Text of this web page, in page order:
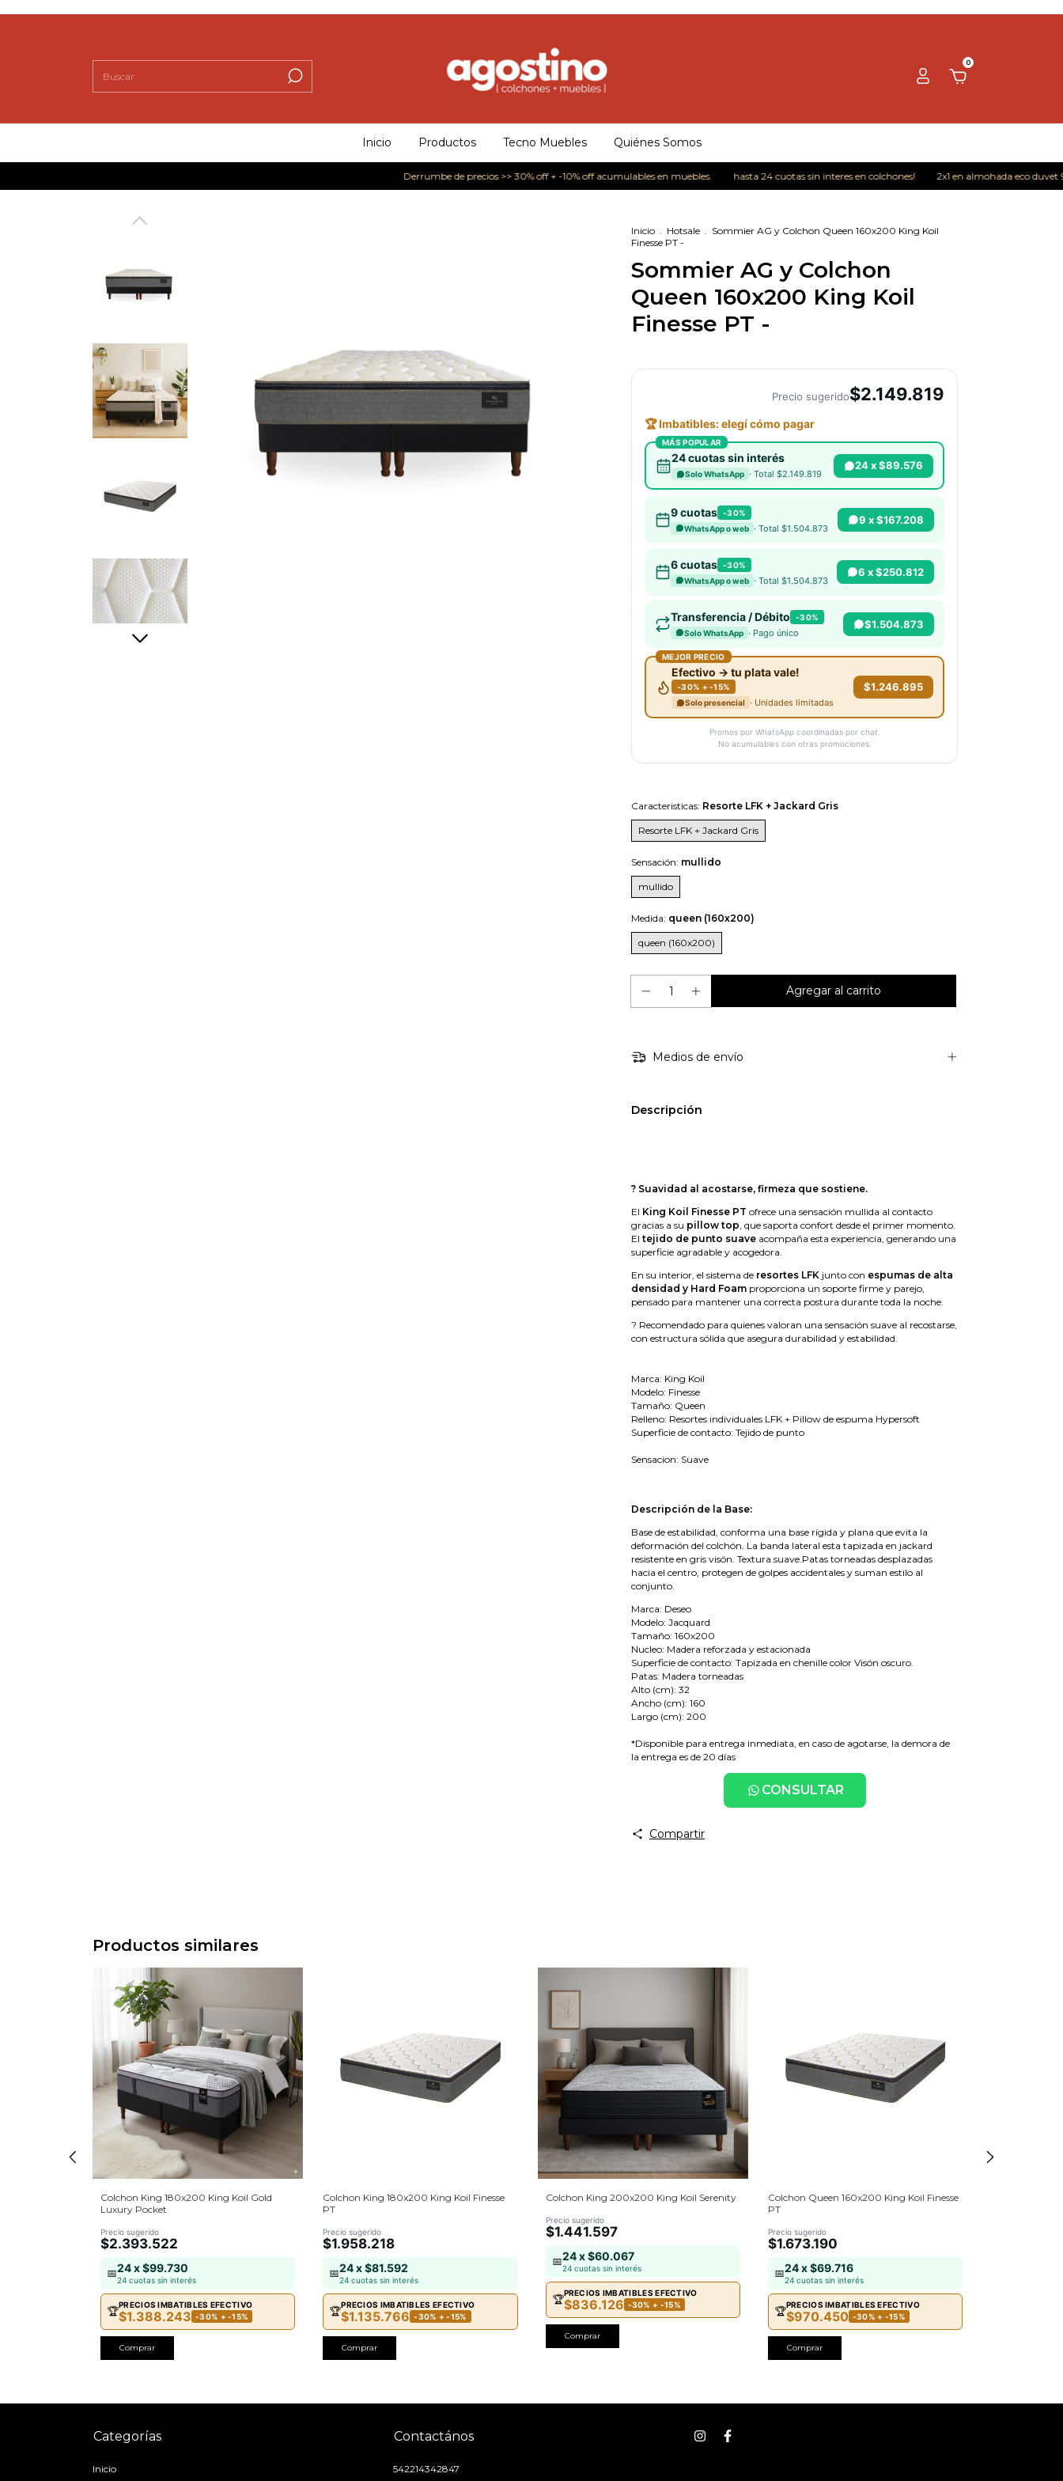
0
Inicio Productos Tecno Muebles Quiénes Somos
Derrumbe de precios >> 30% off + -10% off acumulables en muebles. hasta 24 cuotas sin interes en colchones! 2x1 en almohada eco duvet 90x 50
Inicio . Hotsale . Sommier AG y Colchon Queen 160x200 King Koil
Finesse PT -
Sommier AG y Colchon
Queen 160x200 King Koil
Finesse PT -
Precio sugerido$2.149.819
🏆 Imbatibles: elegí cómo pagar
MÁS POPULAR
24 cuotas sin interés
Solo WhatsApp · Total $2.149.819
24 x $89.576
9 cuotas -30%
WhatsApp o web · Total $1.504.873
9 x $167.208
6 cuotas -30%
WhatsApp o web · Total $1.504.873
6 x $250.812
Transferencia / Débito
-30%
Solo WhatsApp · Pago único
$1.504.873
MEJOR PRECIO
Efectivo → tu plata vale!
-30% + -15%
Solo presencial
· Unidades limitadas
$1.246.895
Promos por WhatsApp coordinadas por chat.
No acumulables con otras promociones.
Caracteristicas: Resorte LFK + Jackard Gris
Resorte LFK + Jackard Gris
Sensación: mullido
mullido
Medida: queen (160x200)
queen (160x200)
Medios de envío
Descripción
? Suavidad al acostarse, firmeza que sostiene.
El King Koil Finesse PT ofrece una sensación mullida al contacto
gracias a su pillow top , que saporta confort desde el primer momento.
El tejido de punto suave acompaña esta experiencia, generando una
superficie agradable y acogedora.
En su interior, el sistema de resortes LFK junto con espumas de alta
densidad y Hard Foam proporciona un soporte firme y parejo,
pensado para mantener una correcta postura durante toda la noche.
? Recomendado para quienes valoran una sensación suave al recostarse,
con estructura sólida que asegura durabilidad y estabilidad.
Marca: King Koil
Modelo: Finesse
Tamaño: Queen
Relleno: Resortes individuales LFK + Pillow de espuma Hypersoft
Superficie de contacto: Tejido de punto
Sensacion: Suave
Descripción de la Base:
Base de estabilidad, conforma una base rígida y plana que evita la
deformación del colchón. La banda lateral esta tapizada en jackard
resistente en gris visón. Textura suave.Patas torneadas desplazadas
hacia el centro, protegen de golpes accidentales y suman estilo al
conjunto.
Marca: Deseo
Modelo: Jacquard
Tamaño: 160x200
Nucleo: Madera reforzada y estacionada
Superficie de contacto: Tapizada en chenille color Visón oscuro.
Patas: Madera torneadas
Alto (cm): 32
Ancho (cm): 160
Largo (cm): 200
*Disponible para entrega inmediata, en caso de agotarse, la demora de
la entrega es de 20 días
CONSULTAR
Compartir
Productos similares
Colchon King 180x200 King Koil Gold
Luxury Pocket
Precio sugerido
$2.393.522
📅24 x $99.730
24 cuotas sin interés
🏆
PRECIOS IMBATIBLES EFECTIVO
$1.388.243 -30% + -15%
Comprar
Colchon King 180x200 King Koil Finesse
PT
Precio sugerido
$1.958.218
📅24 x $81.592
24 cuotas sin interés
🏆
PRECIOS IMBATIBLES EFECTIVO
$1.135.766 -30% + -15%
Comprar
Colchon King 200x200 King Koil Serenity
Precio sugerido
$1.441.597
📅24 x $60.067
24 cuotas sin interés
🏆
PRECIOS IMBATIBLES EFECTIVO
$836.126 -30% + -15%
Comprar
Colchon Queen 160x200 King Koil Finesse
PT
Precio sugerido
$1.673.190
📅24 x $69.716
24 cuotas sin interés
🏆
PRECIOS IMBATIBLES EFECTIVO
$970.450 -30% + -15%
Comprar
Categorías
Inicio
Contactános
542214342847